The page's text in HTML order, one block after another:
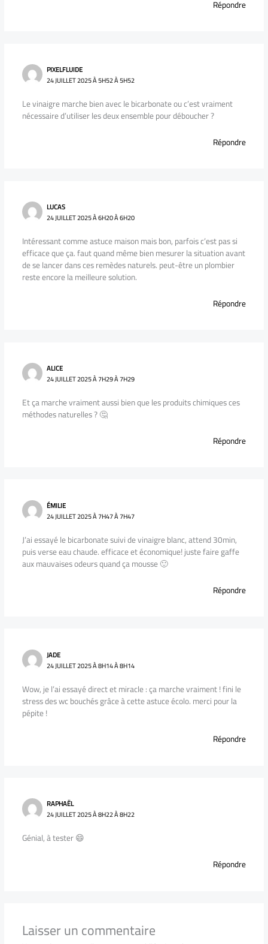
Répondre
PIXELFLUIDE
24 JUILLET 2025 À 5H52 À 5H52
Le vinaigre marche bien avec le bicarbonate ou c’est vraiment
nécessaire d’utiliser les deux ensemble pour déboucher ?
Répondre
LUCAS
24 JUILLET 2025 À 6H20 À 6H20
Intéressant comme astuce maison mais bon, parfois c’est pas si
efficace que ça. faut quand même bien mesurer la situation avant
de se lancer dans ces remèdes naturels. peut-être un plombier
reste encore la meilleure solution.
Répondre
ALICE
24 JUILLET 2025 À 7H29 À 7H29
Et ça marche vraiment aussi bien que les produits chimiques ces
méthodes naturelles ? 🤔
Répondre
ÉMILIE
24 JUILLET 2025 À 7H47 À 7H47
J’ai essayé le bicarbonate suivi de vinaigre blanc, attend 30min,
puis verse eau chaude. efficace et économique! juste faire gaffe
aux mauvaises odeurs quand ça mousse 🙂
Répondre
JADE
24 JUILLET 2025 À 8H14 À 8H14
Wow, je l’ai essayé direct et miracle : ça marche vraiment ! fini le
stress des wc bouchés grâce à cette astuce écolo. merci pour la
pépite !
Répondre
RAPHAËL
24 JUILLET 2025 À 8H22 À 8H22
Génial, à tester 😄
Répondre
Laisser un commentaire